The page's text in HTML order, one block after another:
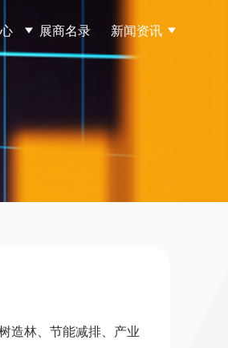
展商名录 新闻资讯
造林、节能减排、产业